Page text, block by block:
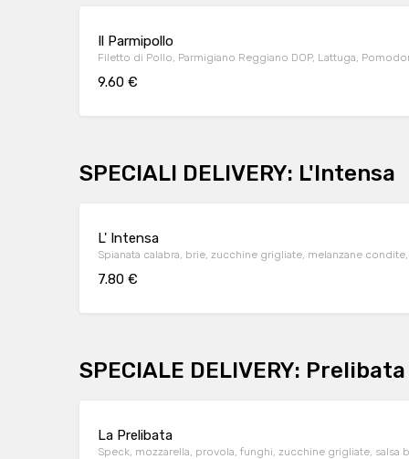
Il Parmipollo
Filetto di Pollo, Parmigiano Reggiano DOP, Lattuga,
9.60 €
SPECIALI DELIVERY: L'Intensa
L' Intensa
Spianata calabra, brie, zucchine grigliate, melanzane
7.80 €
SPECIALE DELIVERY: Prelibata
La Prelibata
Speck, mozzarella, provola, funghi, zucchine grigliate, salsa